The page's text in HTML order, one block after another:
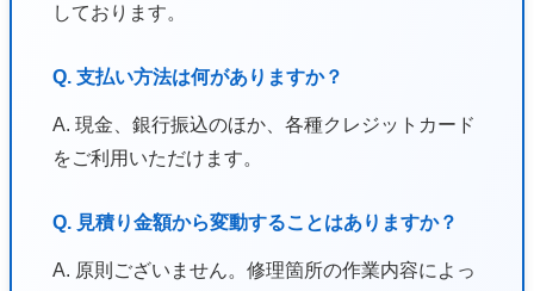
しております。
Q. 支払い方法は何がありますか？
A. 現金、銀行振込のほか、各種クレジットカード
をご利用いただけます。
Q. 見積り金額から変動することはありますか？
A. 原則ございません。修理箇所の作業内容によっ